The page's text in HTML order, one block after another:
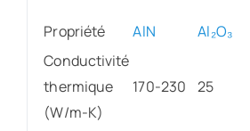
Propriété AlN Al₂O₃
Conductivité
thermique
(W/m-K)
170-230 25